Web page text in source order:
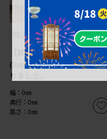
商品番号 B-065460
【買取】サポリティイタリア
(Saporiti Italia) 椅子を買取
りました。
幅：0㎜
奥行：0㎜
高さ：0㎜